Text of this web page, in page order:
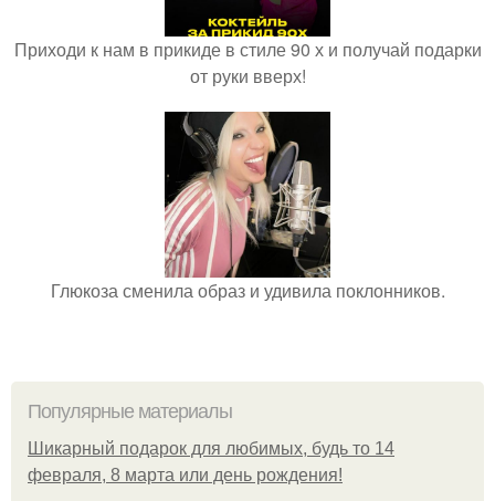
Приходи к нам в прикиде в стиле 90 х и получай подарки
от руки вверх!
Глюкоза сменила образ и удивила поклонников.
Популярные материалы
Шикарный подарок для любимых, будь то 14
февраля, 8 марта или день рождения!